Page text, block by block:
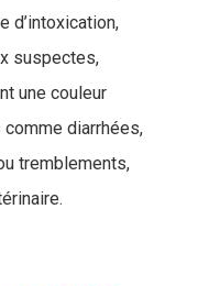
d’intoxication,
suspectes,
une couleur
diarrhées,
tremblements,